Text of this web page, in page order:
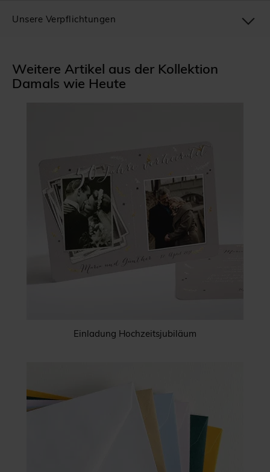
Weitere Artikel aus der Kollektion
Damals wie Heute
Einladung Hochzeitsjubiläum
Unsere Verpflichtungen